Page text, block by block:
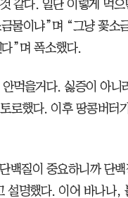
같다. 일단 이렇게 먹
물이냐”며 “그냥 꽃소
”며 폭소했다.
먹을거다. 싫증이 아니
로했다. 이후 땅콩버터
백질이 중요하니까 단
설명했다. 이어 바나나,